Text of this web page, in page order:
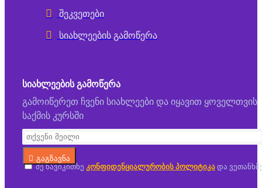
შეკვეთები
სიახლეების გამოწერა
ᲡᲘᲐᲮᲚᲔᲔᲑᲘᲡ ᲒᲐᲛᲝᲬᲔᲠᲐ
გამოიწერეთ ჩვენი სიახლეები და იყავით ყოველთვის
საქმის კურსში
გაგზავნა
მე წავიკითხე კონფიდენციალურობის პოლიტიკა და